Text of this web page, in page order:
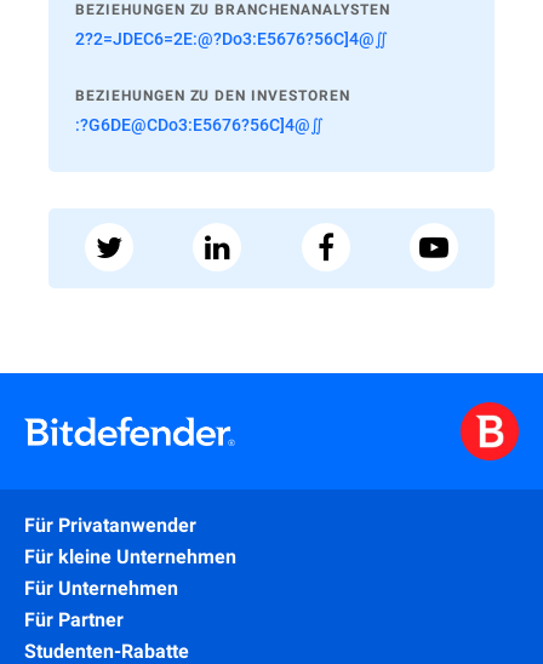
BEZIEHUNGEN ZU BRANCHENANALYSTEN
2?2=JDEC6=2E:@?Do3:E5676?56C]4@∬
BEZIEHUNGEN ZU DEN INVESTOREN
:?G6DE@CDo3:E5676?56C]4@∬
Für Privatanwender
Für kleine Unternehmen
Für Unternehmen
Für Partner
Studenten-Rabatte